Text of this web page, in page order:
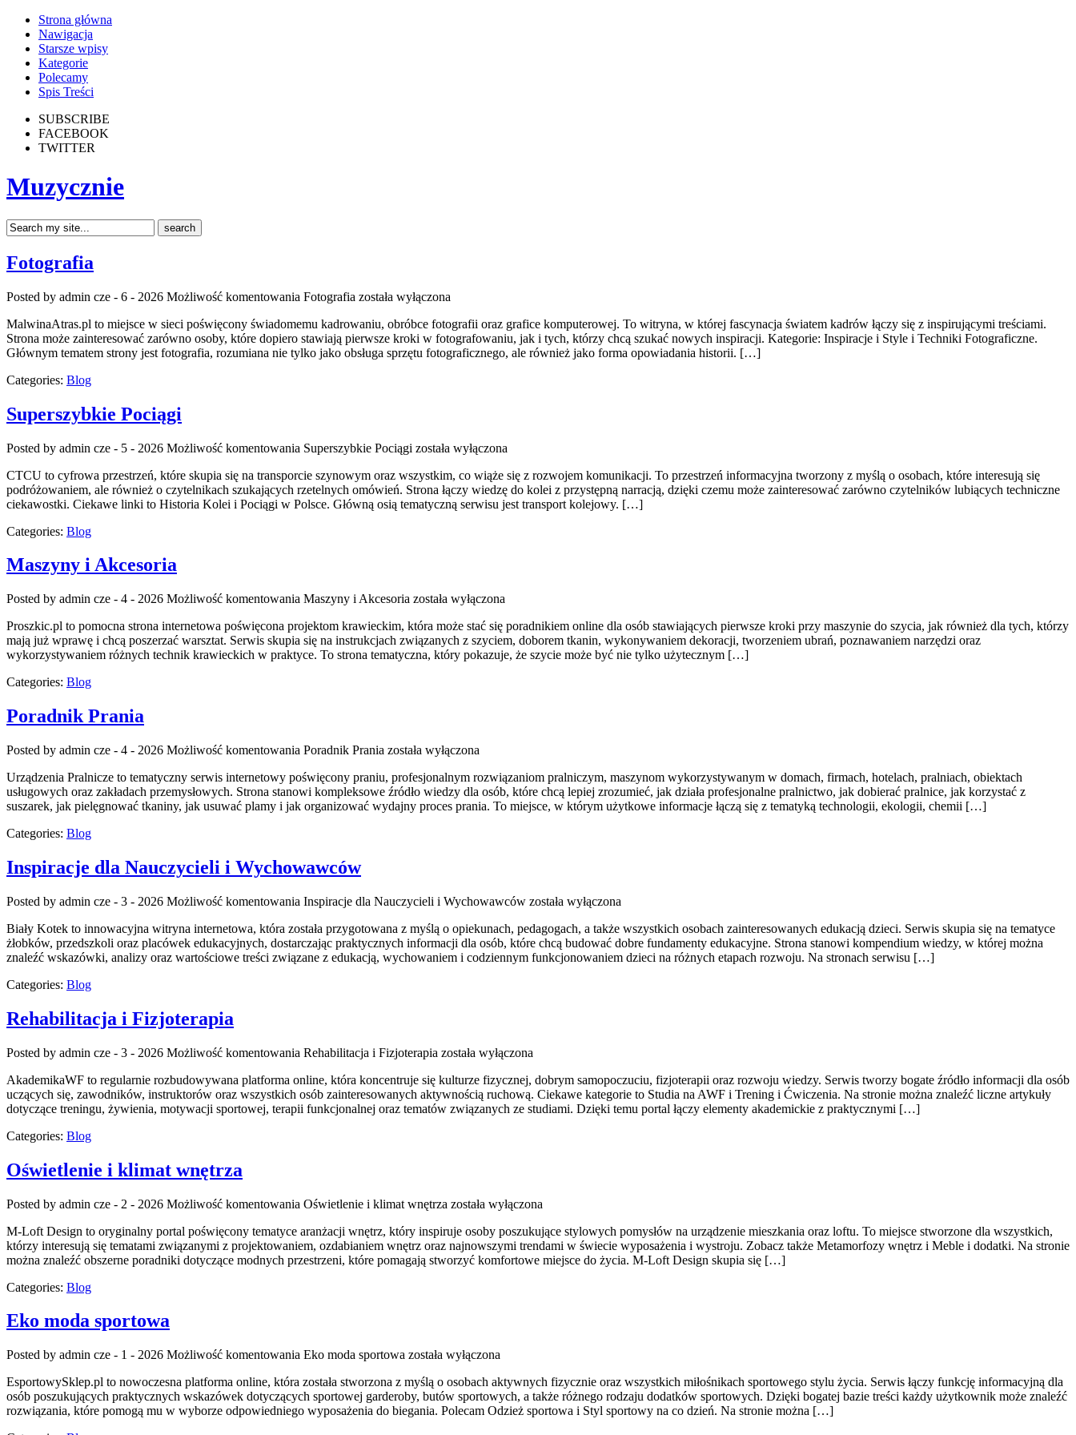
Strona główna
Nawigacja
Starsze wpisy
Kategorie
Polecamy
Spis Treści
SUBSCRIBE
FACEBOOK
TWITTER
Muzycznie
Fotografia
Posted by admin cze - 6 - 2026 Możliwość komentowania Fotografia została wyłączona
MalwinaAtras.pl to miejsce w sieci poświęcony świadomemu kadrowaniu, obróbce fotografii oraz grafice komputerowej. To witryna, w której fascynacja światem kadrów łączy się z inspirującymi treściami.
Strona może zainteresować zarówno osoby, które dopiero stawiają pierwsze kroki w fotografowaniu, jak i tych, którzy chcą szukać nowych inspiracji. Kategorie: Inspiracje i Style i Techniki Fotograficzne.
Głównym tematem strony jest fotografia, rozumiana nie tylko jako obsługa sprzętu fotograficznego, ale również jako forma opowiadania historii. […]
Categories: Blog
Superszybkie Pociągi
Posted by admin cze - 5 - 2026 Możliwość komentowania Superszybkie Pociągi została wyłączona
CTCU to cyfrowa przestrzeń, które skupia się na transporcie szynowym oraz wszystkim, co wiąże się z rozwojem komunikacji. To przestrzeń informacyjna tworzony z myślą o osobach, które interesują się
podróżowaniem, ale również o czytelnikach szukających rzetelnych omówień. Strona łączy wiedzę do kolei z przystępną narracją, dzięki czemu może zainteresować zarówno czytelników lubiących techniczne
ciekawostki. Ciekawe linki to Historia Kolei i Pociągi w Polsce. Główną osią tematyczną serwisu jest transport kolejowy. […]
Categories: Blog
Maszyny i Akcesoria
Posted by admin cze - 4 - 2026 Możliwość komentowania Maszyny i Akcesoria została wyłączona
Proszkic.pl to pomocna strona internetowa poświęcona projektom krawieckim, która może stać się poradnikiem online dla osób stawiających pierwsze kroki przy maszynie do szycia, jak również dla tych, którzy
mają już wprawę i chcą poszerzać warsztat. Serwis skupia się na instrukcjach związanych z szyciem, doborem tkanin, wykonywaniem dekoracji, tworzeniem ubrań, poznawaniem narzędzi oraz
wykorzystywaniem różnych technik krawieckich w praktyce. To strona tematyczna, który pokazuje, że szycie może być nie tylko użytecznym […]
Categories: Blog
Poradnik Prania
Posted by admin cze - 4 - 2026 Możliwość komentowania Poradnik Prania została wyłączona
Urządzenia Pralnicze to tematyczny serwis internetowy poświęcony praniu, profesjonalnym rozwiązaniom pralniczym, maszynom wykorzystywanym w domach, firmach, hotelach, pralniach, obiektach
usługowych oraz zakładach przemysłowych. Strona stanowi kompleksowe źródło wiedzy dla osób, które chcą lepiej zrozumieć, jak działa profesjonalne pralnictwo, jak dobierać pralnice, jak korzystać z
suszarek, jak pielęgnować tkaniny, jak usuwać plamy i jak organizować wydajny proces prania. To miejsce, w którym użytkowe informacje łączą się z tematyką technologii, ekologii, chemii […]
Categories: Blog
Inspiracje dla Nauczycieli i Wychowawców
Posted by admin cze - 3 - 2026 Możliwość komentowania Inspiracje dla Nauczycieli i Wychowawców została wyłączona
Biały Kotek to innowacyjna witryna internetowa, która została przygotowana z myślą o opiekunach, pedagogach, a także wszystkich osobach zainteresowanych edukacją dzieci. Serwis skupia się na tematyce
żłobków, przedszkoli oraz placówek edukacyjnych, dostarczając praktycznych informacji dla osób, które chcą budować dobre fundamenty edukacyjne. Strona stanowi kompendium wiedzy, w której można
znaleźć wskazówki, analizy oraz wartościowe treści związane z edukacją, wychowaniem i codziennym funkcjonowaniem dzieci na różnych etapach rozwoju. Na stronach serwisu […]
Categories: Blog
Rehabilitacja i Fizjoterapia
Posted by admin cze - 3 - 2026 Możliwość komentowania Rehabilitacja i Fizjoterapia została wyłączona
AkademikaWF to regularnie rozbudowywana platforma online, która koncentruje się kulturze fizycznej, dobrym samopoczuciu, fizjoterapii oraz rozwoju wiedzy. Serwis tworzy bogate źródło informacji dla osób
uczących się, zawodników, instruktorów oraz wszystkich osób zainteresowanych aktywnością ruchową. Ciekawe kategorie to Studia na AWF i Trening i Ćwiczenia. Na stronie można znaleźć liczne artykuły
dotyczące treningu, żywienia, motywacji sportowej, terapii funkcjonalnej oraz tematów związanych ze studiami. Dzięki temu portal łączy elementy akademickie z praktycznymi […]
Categories: Blog
Oświetlenie i klimat wnętrza
Posted by admin cze - 2 - 2026 Możliwość komentowania Oświetlenie i klimat wnętrza została wyłączona
M-Loft Design to oryginalny portal poświęcony tematyce aranżacji wnętrz, który inspiruje osoby poszukujące stylowych pomysłów na urządzenie mieszkania oraz loftu. To miejsce stworzone dla wszystkich,
którzy interesują się tematami związanymi z projektowaniem, ozdabianiem wnętrz oraz najnowszymi trendami w świecie wyposażenia i wystroju. Zobacz także Metamorfozy wnętrz i Meble i dodatki. Na stronie
można znaleźć obszerne poradniki dotyczące modnych przestrzeni, które pomagają stworzyć komfortowe miejsce do życia. M-Loft Design skupia się […]
Categories: Blog
Eko moda sportowa
Posted by admin cze - 1 - 2026 Możliwość komentowania Eko moda sportowa została wyłączona
EsportowySklep.pl to nowoczesna platforma online, która została stworzona z myślą o osobach aktywnych fizycznie oraz wszystkich miłośnikach sportowego stylu życia. Serwis łączy funkcję informacyjną dla
osób poszukujących praktycznych wskazówek dotyczących sportowej garderoby, butów sportowych, a także różnego rodzaju dodatków sportowych. Dzięki bogatej bazie treści każdy użytkownik może znaleźć
rozwiązania, które pomogą mu w wyborze odpowiedniego wyposażenia do biegania. Polecam Odzież sportowa i Styl sportowy na co dzień. Na stronie można […]